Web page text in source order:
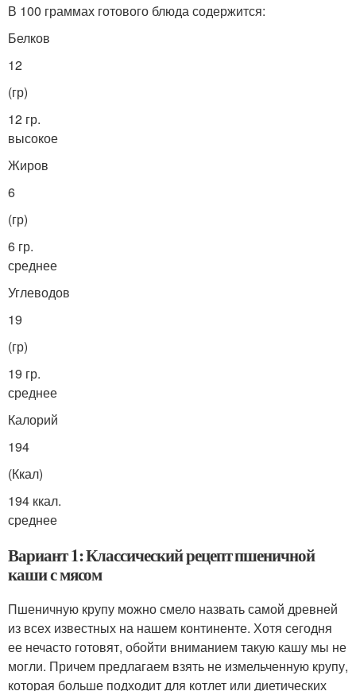
В 100 граммах готового блюда содержится:
Белков
12
(гр)
12 гр.
высокое
Жиров
6
(гр)
6 гр.
среднее
Углеводов
19
(гр)
19 гр.
среднее
Калорий
194
(Ккал)
194 ккал.
среднее
Вариант 1: Классический рецепт пшеничной
каши с мясом
Пшеничную крупу можно смело назвать самой древней
из всех известных на нашем континенте. Хотя сегодня
ее нечасто готовят, обойти вниманием такую кашу мы не
могли. Причем предлагаем взять не измельченную крупу,
которая больше подходит для котлет или диетических